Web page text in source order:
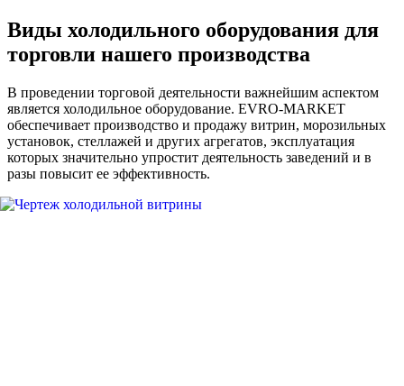
Виды холодильного оборудования для
торговли нашего производства
В проведении торговой деятельности важнейшим аспектом
является холодильное оборудование. EVRO-MARKET
обеспечивает производство и продажу витрин, морозильных
установок, стеллажей и других агрегатов, эксплуатация
которых значительно упростит деятельность заведений и в
разы повысит ее эффективность.